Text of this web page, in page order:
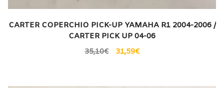
CARTER COPERCHIO PICK-UP YAMAHA R1 2004-2006 /
CARTER PICK UP 04-06
35,10€ 31,59€